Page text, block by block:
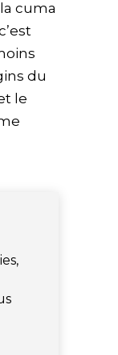
cuma
du
le